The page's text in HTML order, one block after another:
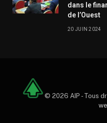
dans le
de l’Ouest
20 JUIN 2024
© 2026 AIP - Tous